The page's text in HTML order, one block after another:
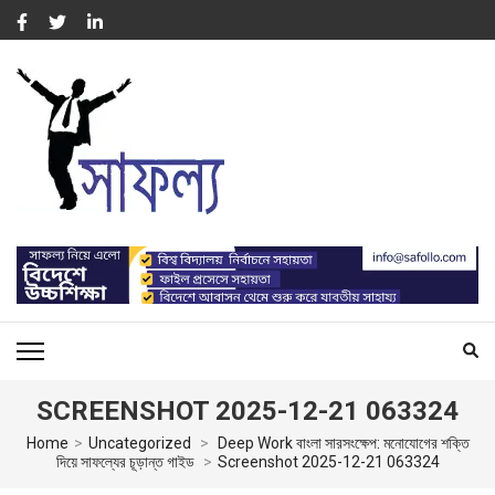
Skip
to
content
(Press
সাফল্য – SUCCESS : WORK
FOR CAPACITY BUILDING
For Capacity Building of Professional People
SCREENSHOT 2025-12-21 063324
Home > Uncategorized >
Deep Work বাংলা সারসংক্ষেপ: মনোযোগের শক্তি
দিয়ে সাফল্যের চূড়ান্ত গাইড > Screenshot 2025-12-21 063324